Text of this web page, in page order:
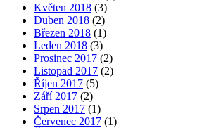
Květen 2018 (3)
Duben 2018 (2)
Březen 2018 (1)
Leden 2018 (3)
Prosinec 2017 (2)
Listopad 2017 (2)
Říjen 2017 (5)
Září 2017 (2)
Srpen 2017 (1)
Červenec 2017 (1)